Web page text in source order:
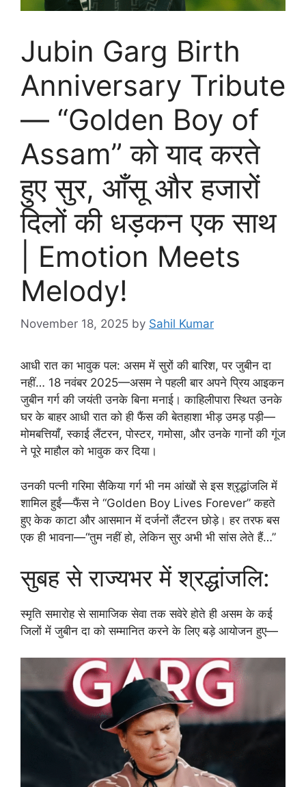
Jubin Garg Birth
Anniversary Tribute
— “Golden Boy of
Assam” को याद करते
हुए सुर, आँसू और हजारों
दिलों की धड़कन एक साथ
| Emotion Meets
Melody!
November 18, 2025 by Sahil Kumar
आधी रात का भावुक पल: असम में सुरों की बारिश, पर जुबीन दा
नहीं… 18 नवंबर 2025—असम ने पहली बार अपने प्रिय आइकन
जुबीन गर्ग की जयंती उनके बिना मनाई। काहिलीपारा स्थित उनके
घर के बाहर आधी रात को ही फैंस की बेतहाशा भीड़ उमड़ पड़ी—
मोमबत्तियाँ, स्काई लैंटरन, पोस्टर, गमोसा, और उनके गानों की गूंज
ने पूरे माहौल को भावुक कर दिया।
उनकी पत्नी गरिमा सैकिया गर्ग भी नम आंखों से इस श्रृद्धांजलि में
शामिल हुईं—फैंस ने “Golden Boy Lives Forever” कहते
हुए केक काटा और आसमान में दर्जनों लैंटरन छोड़े। हर तरफ बस
एक ही भावना—“तुम नहीं हो, लेकिन सुर अभी भी सांस लेते हैं…”
सुबह से राज्यभर में श्रद्धांजलि:
स्मृति समारोह से सामाजिक सेवा तक सवेरे होते ही असम के कई
जिलों में जुबीन दा को सम्मानित करने के लिए बड़े आयोजन हुए—